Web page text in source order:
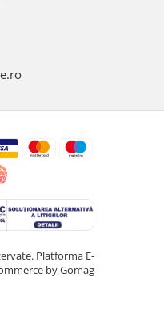
Platforma E-
by Gomag